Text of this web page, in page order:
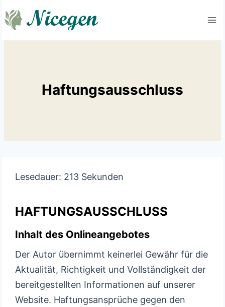
Inhalt
Haftungsausschluss
Lesedauer: 213 Sekunden
HAFTUNGSAUSSCHLUSS
Inhalt des Onlineangebotes
Der Autor übernimmt keinerlei Gewähr für die
Aktualität, Richtigkeit und Vollständigkeit der
bereitgestellten Informationen auf unserer
Website. Haftungsansprüche gegen den